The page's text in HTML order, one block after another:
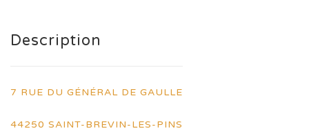
Description
7 RUE DU GÉNÉRAL DE GAULLE
44250 SAINT-BREVIN-LES-PINS